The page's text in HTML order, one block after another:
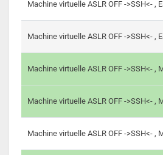
Machine virtuelle ASLR OFF ->SSH<- ,
Machine virtuelle ASLR OFF ->SSH<- ,
Machine virtuelle ASLR OFF ->SSH<- ,
Machine virtuelle ASLR OFF ->SSH<- ,
Machine virtuelle ASLR OFF ->SSH<- ,